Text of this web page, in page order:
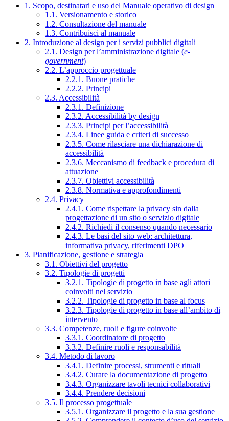
1. Scopo, destinatari e uso del Manuale operativo di design
1.1. Versionamento e storico
1.2. Consultazione del manuale
1.3. Contribuisci al manuale
2. Introduzione al design per i servizi pubblici digitali
2.1. Design per l’amministrazione digitale (e-
government)
2.2. L’approccio progettuale
2.2.1. Buone pratiche
2.2.2. Principi
2.3. Accessibilità
2.3.1. Definizione
2.3.2. Accessibilità by design
2.3.3. Principi per l’accessibilità
2.3.4. Linee guida e criteri di successo
2.3.5. Come rilasciare una dichiarazione di
accessibilità
2.3.6. Meccanismo di feedback e procedura di
attuazione
2.3.7. Obiettivi accessibilità
2.3.8. Normativa e approfondimenti
2.4. Privacy
2.4.1. Come rispettare la privacy sin dalla
progettazione di un sito o servizio digitale
2.4.2. Richiedi il consenso quando necessario
2.4.3. Le basi del sito web: architettura,
informativa privacy, riferimenti DPO
3. Pianificazione, gestione e strategia
3.1. Obiettivi del progetto
3.2. Tipologie di progetti
3.2.1. Tipologie di progetto in base agli attori
coinvolti nel servizio
3.2.2. Tipologie di progetto in base al focus
3.2.3. Tipologie di progetto in base all’ambito di
intervento
3.3. Competenze, ruoli e figure coinvolte
3.3.1. Coordinatore di progetto
3.3.2. Definire ruoli e responsabilità
3.4. Metodo di lavoro
3.4.1. Definire processi, strumenti e rituali
3.4.2. Curare la documentazione di progetto
3.4.3. Organizzare tavoli tecnici collaborativi
3.4.4. Prendere decisioni
3.5. Il processo progettuale
3.5.1. Organizzare il progetto e la sua gestione